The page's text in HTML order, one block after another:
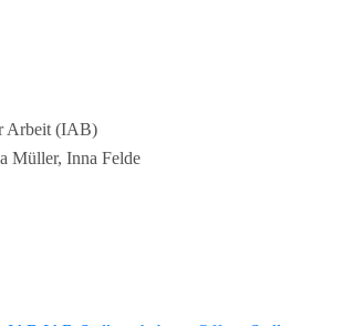
Arbeit (IAB)
Müller, Inna Felde